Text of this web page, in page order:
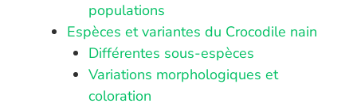
populations
Espèces et variantes du Crocodile nain
Différentes sous-espèces
Variations morphologiques et
coloration